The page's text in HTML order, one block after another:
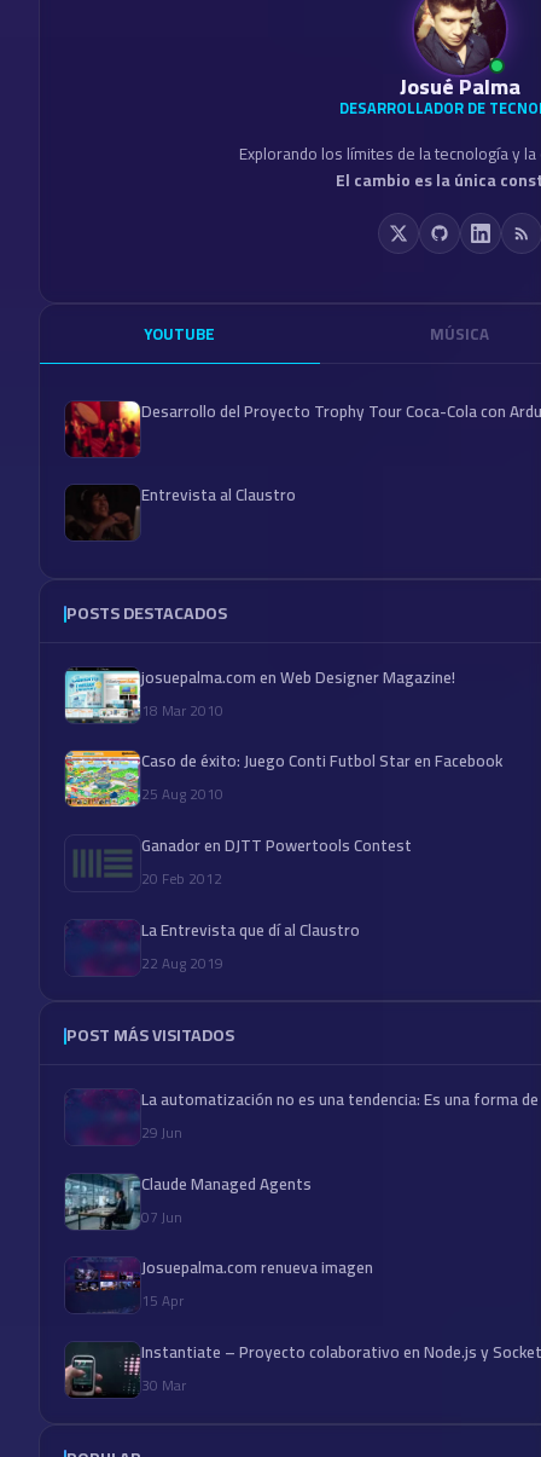
Josué Palma
DESARROLLADOR DE
Explorando los límites de la tecnología y
El cambio es la única
YOUTUBE MÚSICA
Desarrollo del Proyecto Trophy Tour Coca-Cola con
Entrevista al Claustro
POSTS DESTACADOS
josuepalma.com en Web Designer Magazine!
18 Mar 2010
Caso de éxito: Juego Conti Futbol Star en Facebook
25 Aug 2010
Ganador en DJTT Powertools Contest
20 Feb 2012
La Entrevista que dí al Claustro
22 Aug 2019
POST MÁS VISITADOS
La automatización no es una tendencia: Es una forma
29 Jun
Claude Managed Agents
07 Jun
Josuepalma.com renueva imagen
15 Apr
Instantiate – Proyecto colaborativo en Node.js y
30 Mar